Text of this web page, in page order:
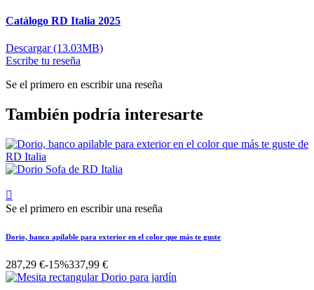
Catálogo RD Italia 2025
Descargar (13.03MB)
Escribe tu reseña
Se el primero en escribir una reseña
También podría interesarte

Se el primero en escribir una reseña
Dorio, banco apilable para exterior en el color que más te guste
287,29 €-15%337,99 €